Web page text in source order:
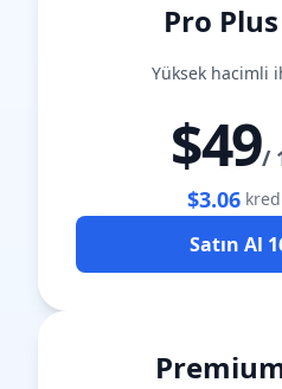
Pro
Yüksek hacimli
$49/
$3.06
Satın Al